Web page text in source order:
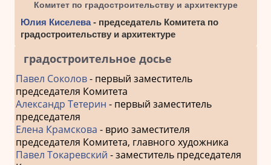
Комитет по градостроительству и архитектуре
Юлия Киселева- председатель Комитета по
градостроительству и архитектуре
градостроительное досье
Павел Соколов- первый заместитель
председателя Комитета
Александр Тетерин - первый заместитель
председателя
Елена Крамскова - врио заместителя
председателя Комитета, главного художника
Павел Токаревский - заместитель председателя